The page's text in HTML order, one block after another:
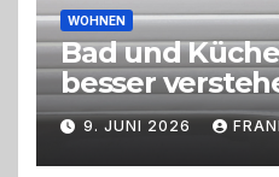
WOHNEN
Bad und
besser
9. JUNI 2026